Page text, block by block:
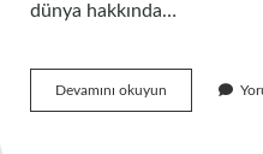
dünya hakkında…
Devamını okuyun
Kitap